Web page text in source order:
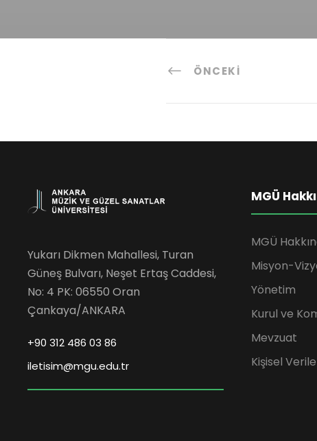
ÖNCEKI
Yukarı Dikmen Mahallesi, Turan
Güneş Bulvarı, Neşet Ertaş Caddesi,
No: 4 PK: 06550 Oran
Çankaya/ANKARA
+90 312 486 03 86
iletisim@mgu.edu.tr
MGÜ
MGÜ
Misyon-
Yönetim
Kurul ve
Mevzuat
Kişisel